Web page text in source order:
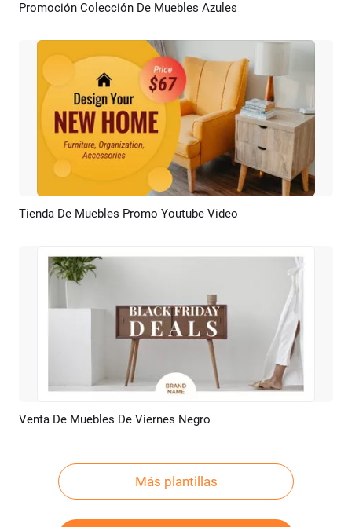
Previsualizar Crear IA
Promoción Colección De Muebles Azules
Previsualizar Crear IA
Tienda De Muebles Promo Youtube Video
Previsualizar Crear IA
Venta De Muebles De Viernes Negro
Más plantillas